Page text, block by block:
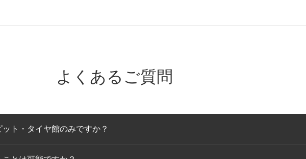
よくあるご質問
ト・タイヤ館のみですか？